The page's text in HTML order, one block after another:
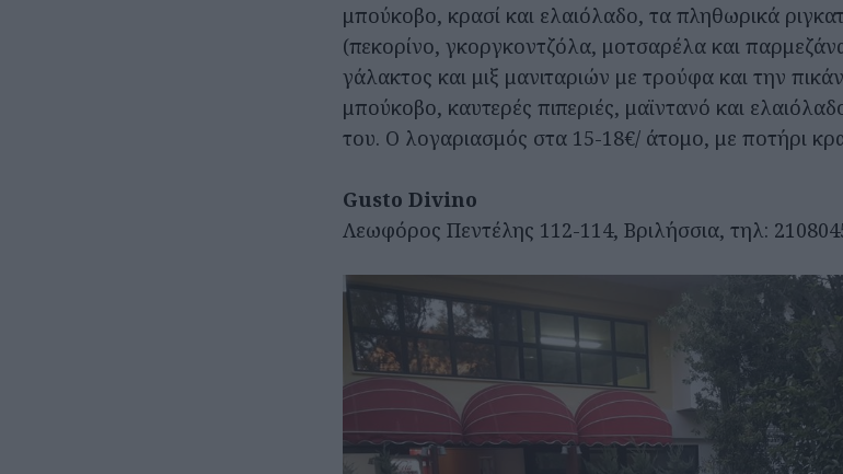
μπούκοβο, κρασί και ελαιόλαδο, τα πληθωρικά
(πεκορίνο, γκοργκοντζόλα, μοτσαρέλα και
γάλακτος και μιξ μανιταριών με τρούφα και την
μπούκοβο, καυτερές πιπεριές, μαϊντανό και
του. Ο λογαριασμός στα 15-18€/ άτομο, με ποτήρι
Gusto Divino
Λεωφόρος Πεντέλης 112-114, Βριλήσσια, τηλ: